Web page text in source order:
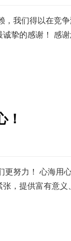
，我们得以在竞
挚的感谢！ 感
！
更努力！ 心海用
，提供富有意